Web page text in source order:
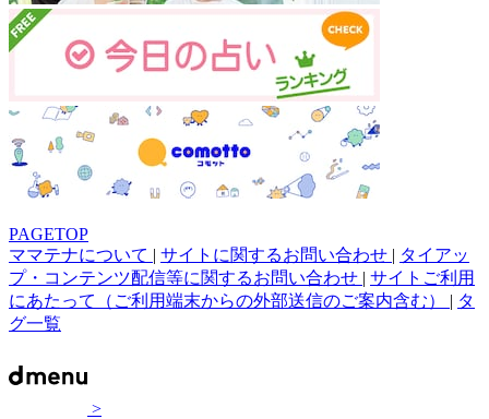
PAGETOP
ママテナについて | サイトに関するお問い合わせ | タイアッ
プ・コンテンツ配信等に関するお問い合わせ | サイトご利用
にあたって（ご利用端末からの外部送信のご案内含む） | タ
グ一覧
>